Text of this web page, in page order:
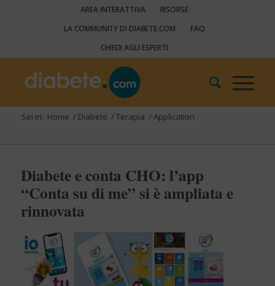
AREA INTERATTIVA
RISORSE
LA COMMUNITY DI DIABETE.COM
FAQ
CHIEDI AGLI ESPERTI
Sei in: Home / Diabete / Terapia / Application
Diabete e conta CHO: l’app
“Conta su di me” si è ampliata e
rinnovata